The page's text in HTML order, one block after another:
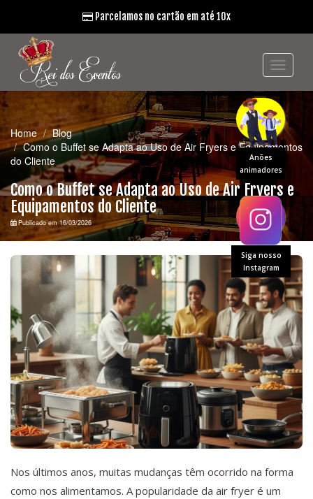
Anões
animadores
Siga nosso
Instagram
Parcelamos no cartão em até 10x
Home
Blog
Como o Buffet se Adapta ao Uso de Air Fryers e Equipamentos
do Cliente
Como o Buffet se Adapta ao Uso de Air Fryers e
Equipamentos do Cliente
Publicado em 16/03/2026
Nos últimos anos, muitas mudanças têm ocorrido na forma
como nos alimentamos. A popularidade da air fryer é um